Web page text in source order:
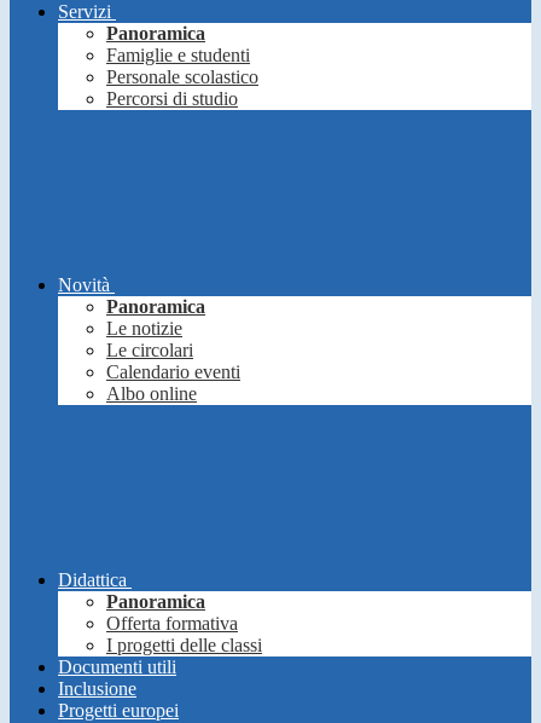
Servizi
Panoramica
Famiglie e studenti
Personale scolastico
Percorsi di studio
Novità
Panoramica
Le notizie
Le circolari
Calendario eventi
Albo online
Didattica
Panoramica
Offerta formativa
I progetti delle classi
Documenti utili
Inclusione
Progetti europei